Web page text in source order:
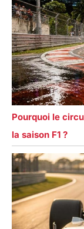
Pourquoi le
la saison F1 ?